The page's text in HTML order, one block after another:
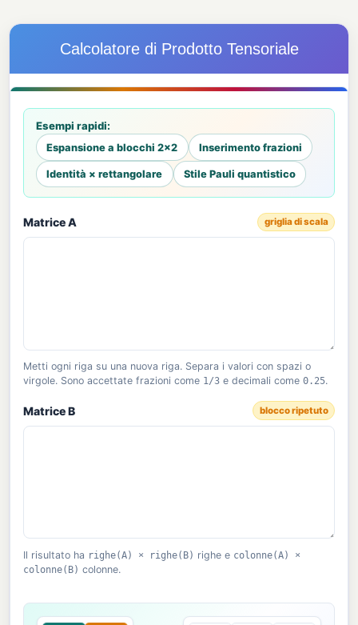
Calcolatore di Prodotto Tensoriale
Esempi rapidi:
Espansione a blocchi 2×2 Inserimento frazioni
Identità × rettangolare Stile Pauli quantistico
Matrice A griglia di scala
Metti ogni riga su una nuova riga. Separa i valori con spazi o
virgole. Sono accettate frazioni come 1/3 e decimali come0.25.
Matrice B blocco ripetuto
Il risultato ha righe(A) × righe(B) righe e colonne(A) ×
colonne(B) colonne.